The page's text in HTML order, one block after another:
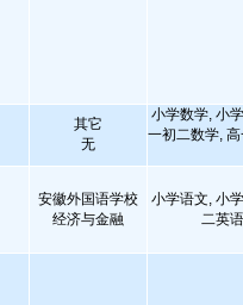
其它
无
小学数学, 小
一初二数学,
安徽外国语学校
经济与金融
小学语文, 小
二英